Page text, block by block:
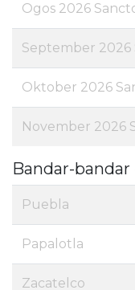
Ogos 2026
September
Oktober 2026
November 2026
Bandar-
Puebla
Papalotla
Zacatelco